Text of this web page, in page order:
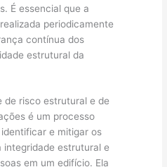
É essencial que a
periodicamente
contínua dos
estrutural da
de risco estrutural e de
é um processo
e mitigar os
integridade estrutural e
em um edifício. Ela